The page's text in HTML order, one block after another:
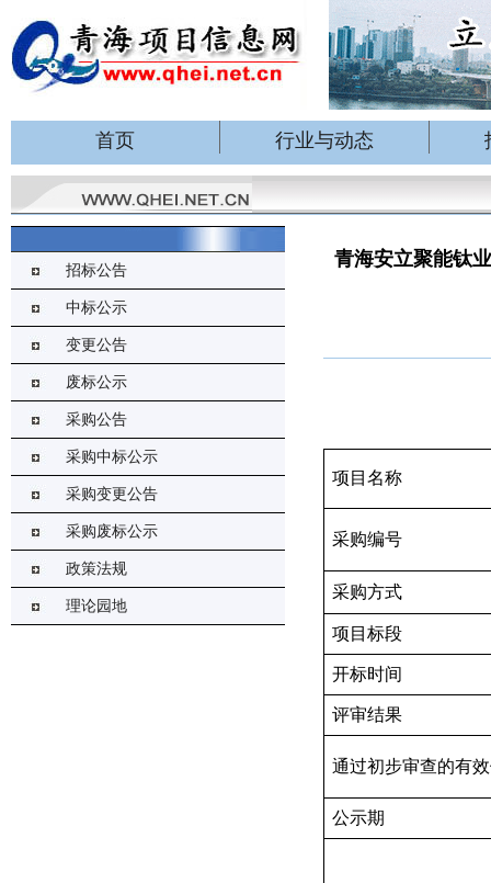
首页 行业与动态
招标公告
中标公示
变更公告
废标公示
采购公告
采购中标公示
采购变更公告
采购废标公示
政策法规
理论园地
青海安立聚能钛
项目名称
采购编号
采购方式
项目标段
开标时间
评审结果
通过初步审查的有
公示期